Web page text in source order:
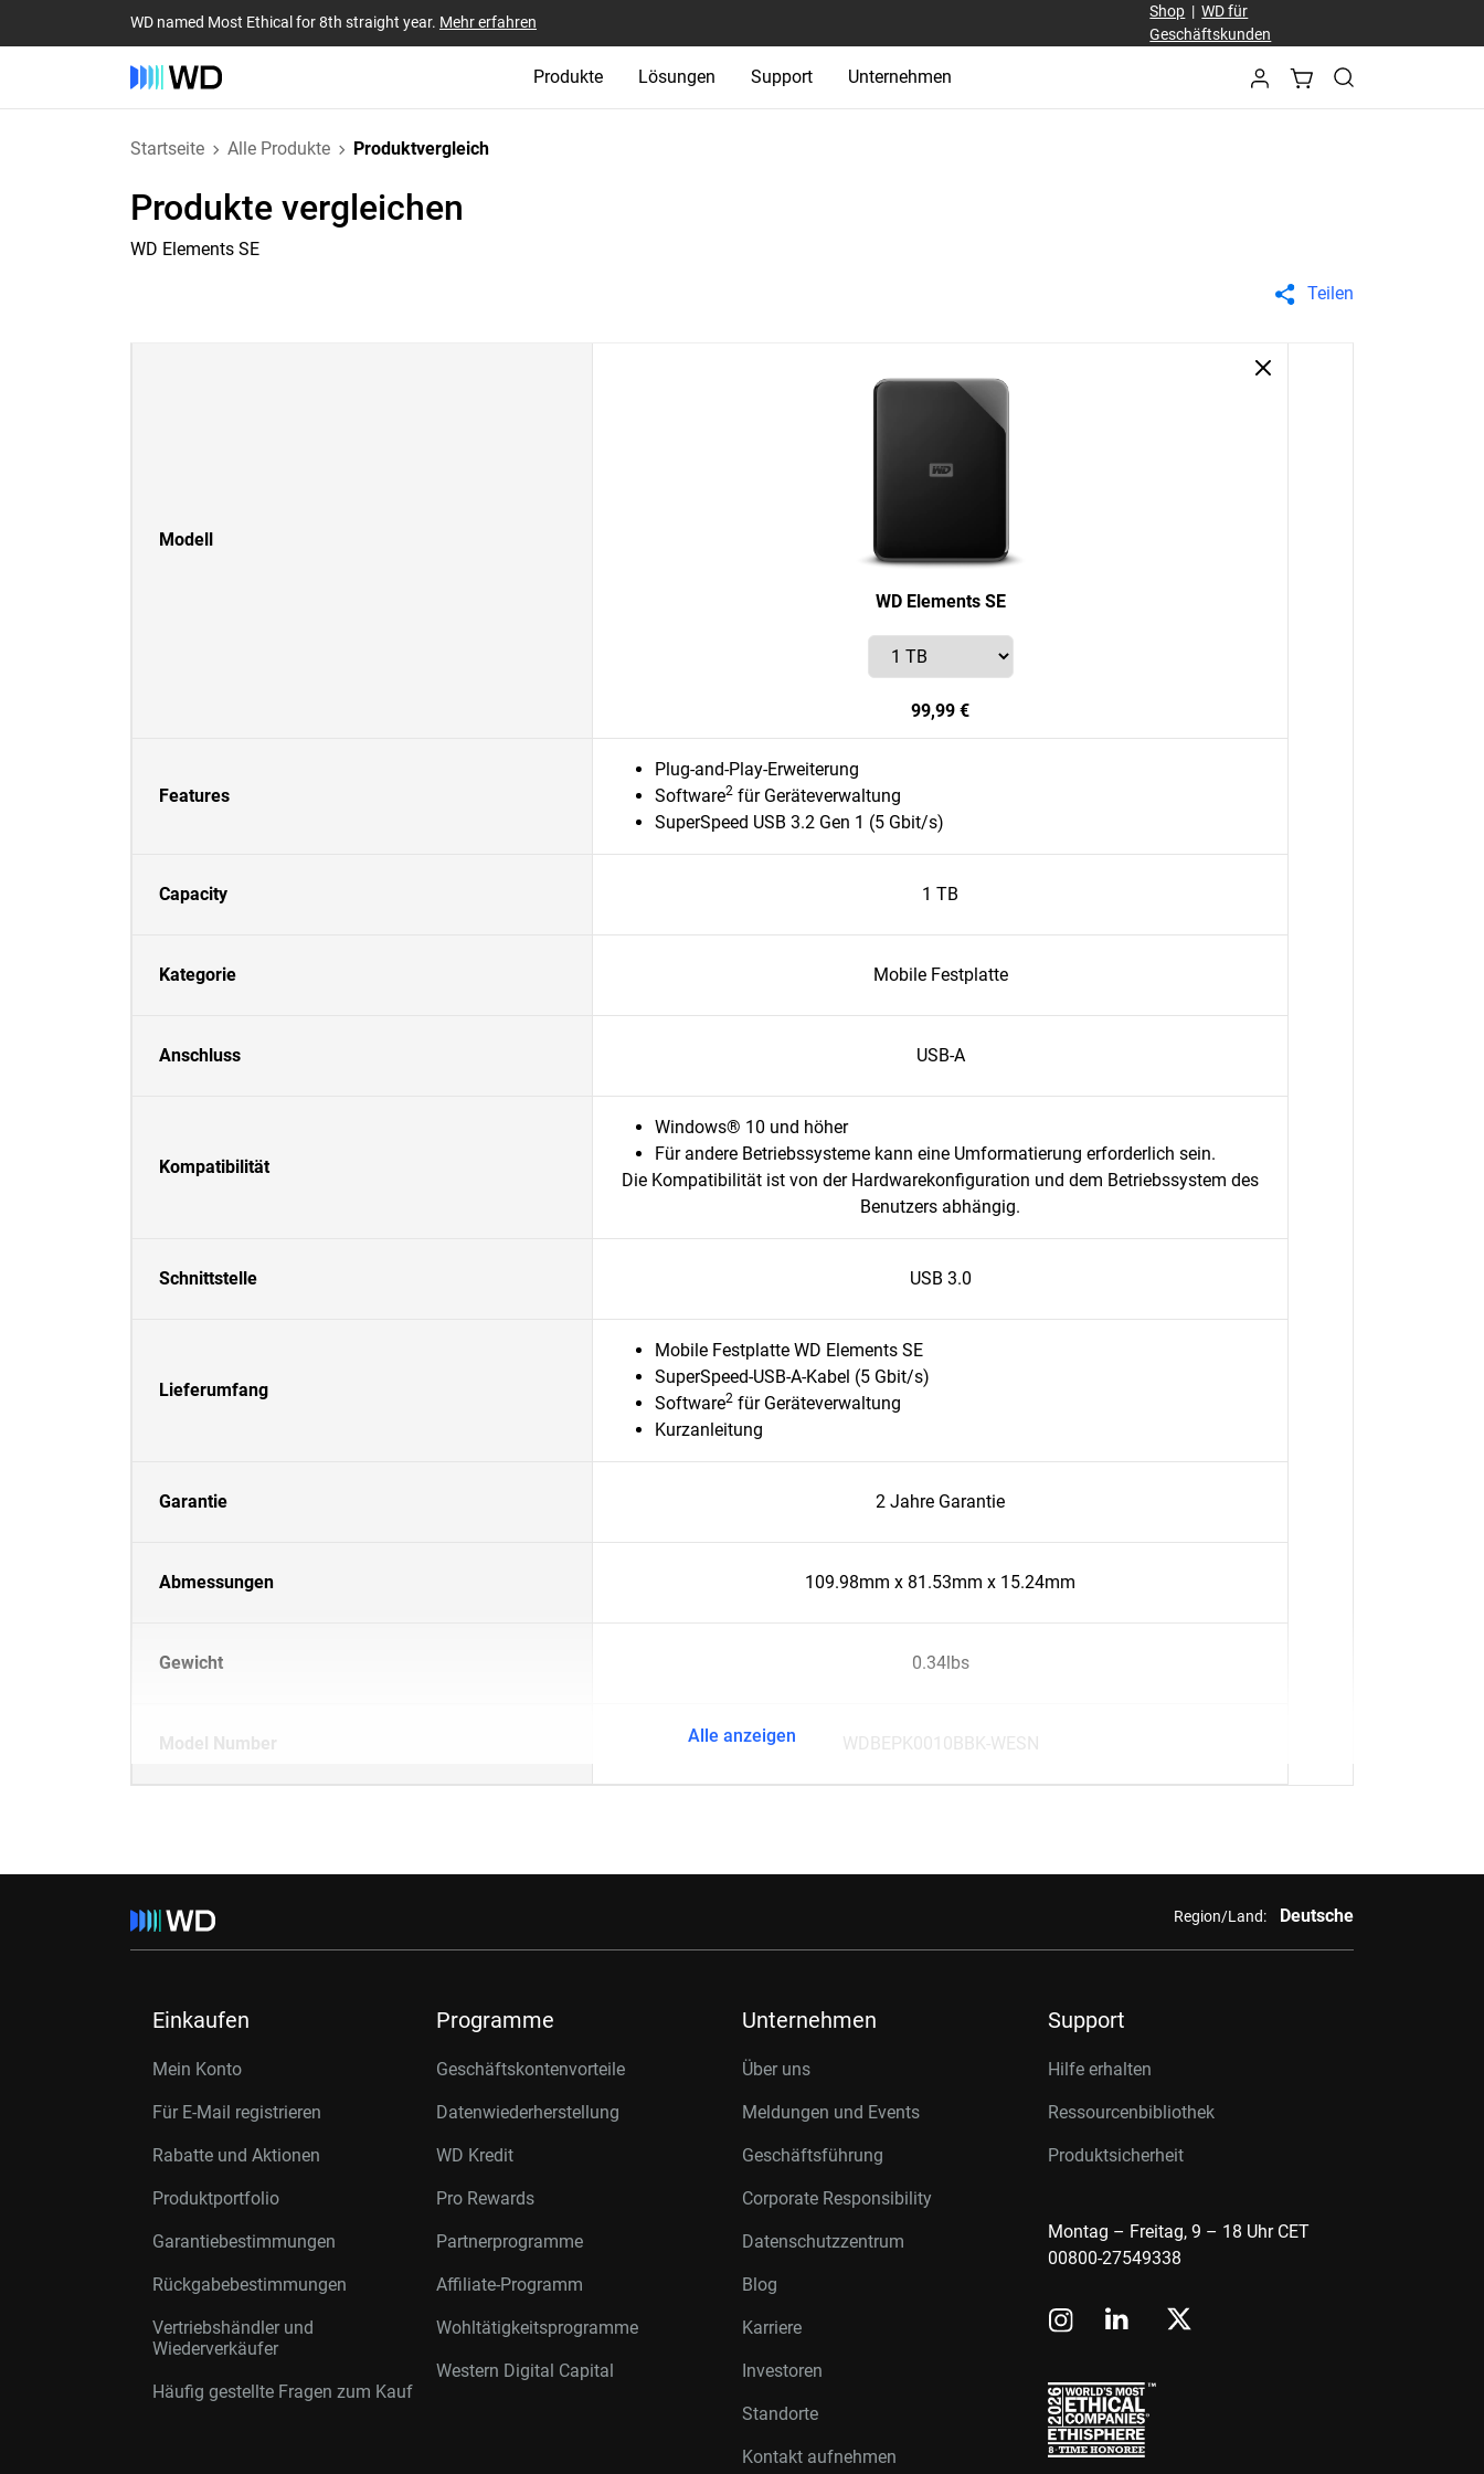
WD named Most Ethical for 8th straight year. Mehr erfahren
Shop |WD für
Geschäftskunden
Produkte Lösungen Support Unternehmen
Startseite Alle Produkte Produktvergleich
Produkte vergleichen
WD Elements SE
Teilen
Modell
WD Elements SE
99,99 €
Features
Plug-and-Play-Erweiterung
Software2 für Geräteverwaltung
SuperSpeed USB 3.2 Gen 1 (5 Gbit/s)
Capacity 1 TB
Kategorie Mobile Festplatte
Anschluss USB-A
Kompatibilität
Windows® 10 und höher
Für andere Betriebssysteme kann eine Umformatierung erforderlich sein.
Die Kompatibilität ist von der Hardwarekonfiguration und dem Betriebssystem des
Benutzers abhängig.
Schnittstelle USB 3.0
Lieferumfang
Mobile Festplatte WD Elements SE
SuperSpeed-USB-A-Kabel (5 Gbit/s)
Software2 für Geräteverwaltung
Kurzanleitung
Garantie 2 Jahre Garantie
Abmessungen 109.98mm x 81.53mm x 15.24mm
Gewicht 0.34lbs
Model Number WDBEPK0010BBK-WESN
Alle anzeigen
Region/Land: Deutsche
Einkaufen
Mein Konto
Für E-Mail registrieren
Rabatte und Aktionen
Produktportfolio
Garantiebestimmungen
Rückgabebestimmungen
Vertriebshändler und
Wiederverkäufer
Häufig gestellte Fragen zum Kauf
Programme
Geschäftskontenvorteile
Datenwiederherstellung
WD Kredit
Pro Rewards
Partnerprogramme
Affiliate-Programm
Wohltätigkeitsprogramme
Western Digital Capital
Unternehmen
Über uns
Meldungen und Events
Geschäftsführung
Corporate Responsibility
Datenschutzzentrum
Blog
Karriere
Investoren
Standorte
Kontakt aufnehmen
Support
Hilfe erhalten
Ressourcenbibliothek
Produktsicherheit
Montag – Freitag, 9 – 18 Uhr CET
00800-27549338